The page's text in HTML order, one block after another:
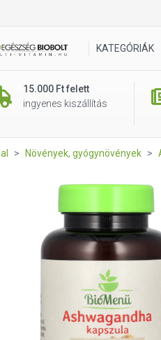
KATEGÓRIÁK
15.000 Ft felett
ingyenes kiszállítás
Növények, gyógynövények